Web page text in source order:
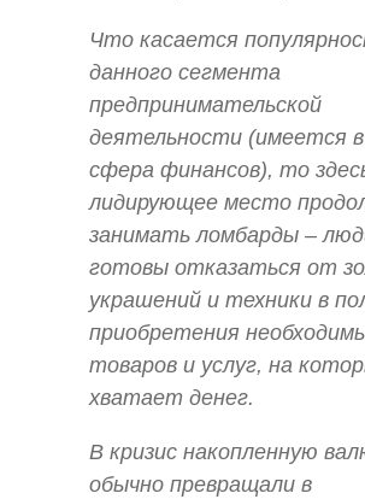
Что касается
данного сегмента
предпринимательской
деятельности (имеется в
сфера финансов), то
лидирующее место
занимать ломбарды –
готовы отказаться от
украшений и техники в
приобретения
товаров и услуг, на
хватает денег.
В кризис накопленную
обычно превращали в